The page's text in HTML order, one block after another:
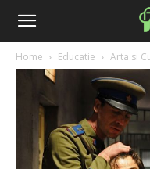
Home Educatie Arta si